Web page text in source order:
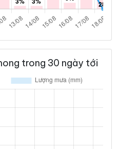
trong 30 ngày tới